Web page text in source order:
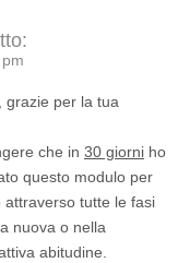
grazie per la tua
che in 30 giorni ho
questo modulo per
tutte le fasi
nuova o nella
abitudine.